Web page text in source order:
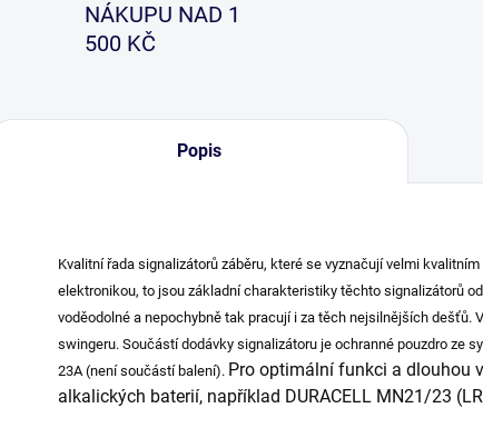
NÁKUPU NAD 1
500 KČ
Popis
Kvalitní řada signalizátorů záběru, které se vyznačují velmi
elektronikou, to jsou základní charakteristiky těchto signalizátorů
voděodolné a nepochybně tak pracují i za těch nejsilnějších dešťů.
swingeru. Součástí dodávky signalizátoru je ochranné pouzdro ze
23A (není součástí balení). Pro optimální funkci a dlouhou
alkalických baterií, například DURACELL MN21/23